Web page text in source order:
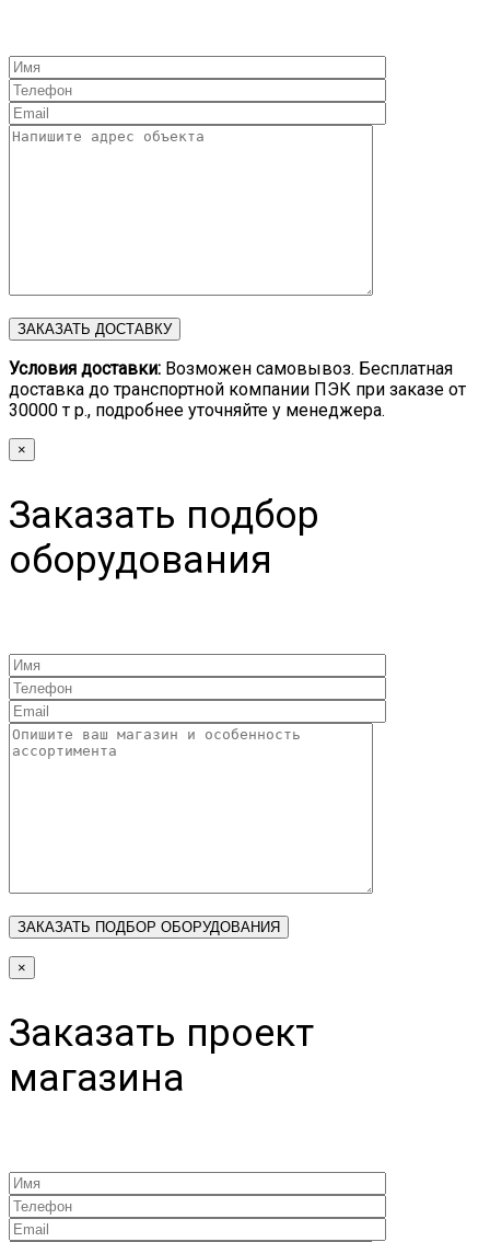
Условия доставки: Возможен самовывоз. Бесплатная
доставка до транспортной компании ПЭК при заказе от
30000 т р., подробнее уточняйте у менеджера.
×
Заказать подбор
оборудования
×
Заказать проект
магазина